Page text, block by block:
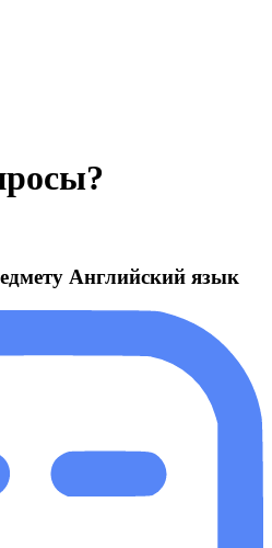
Английский язык